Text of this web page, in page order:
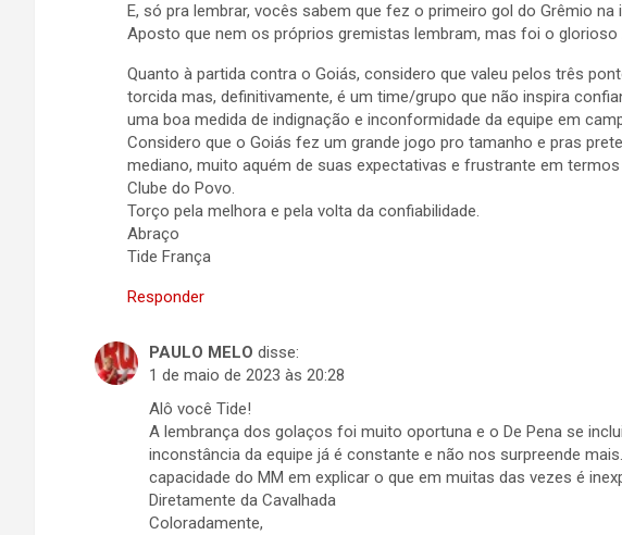
E, só pra lembrar, vocês sabem que fez o primeiro gol do Grêmio na
Aposto que nem os próprios gremistas lembram, mas foi o glorioso
Quanto à partida contra o Goiás, considero que valeu pelos três
torcida mas, definitivamente, é um time/grupo que não inspira
uma boa medida de indignação e inconformidade da equipe em
Considero que o Goiás fez um grande jogo pro tamanho e pras
mediano, muito aquém de suas expectativas e frustrante em
Clube do Povo.
Torço pela melhora e pela volta da confiabilidade.
Abraço
Tide França
Responder
PAULO MELO disse:
1 de maio de 2023 às 20:28
Alô você Tide!
A lembrança dos golaços foi muito oportuna e o De Pena se
inconstância da equipe já é constante e não nos surpreende
capacidade do MM em explicar o que em muitas das vezes é
Diretamente da Cavalhada
Coloradamente,